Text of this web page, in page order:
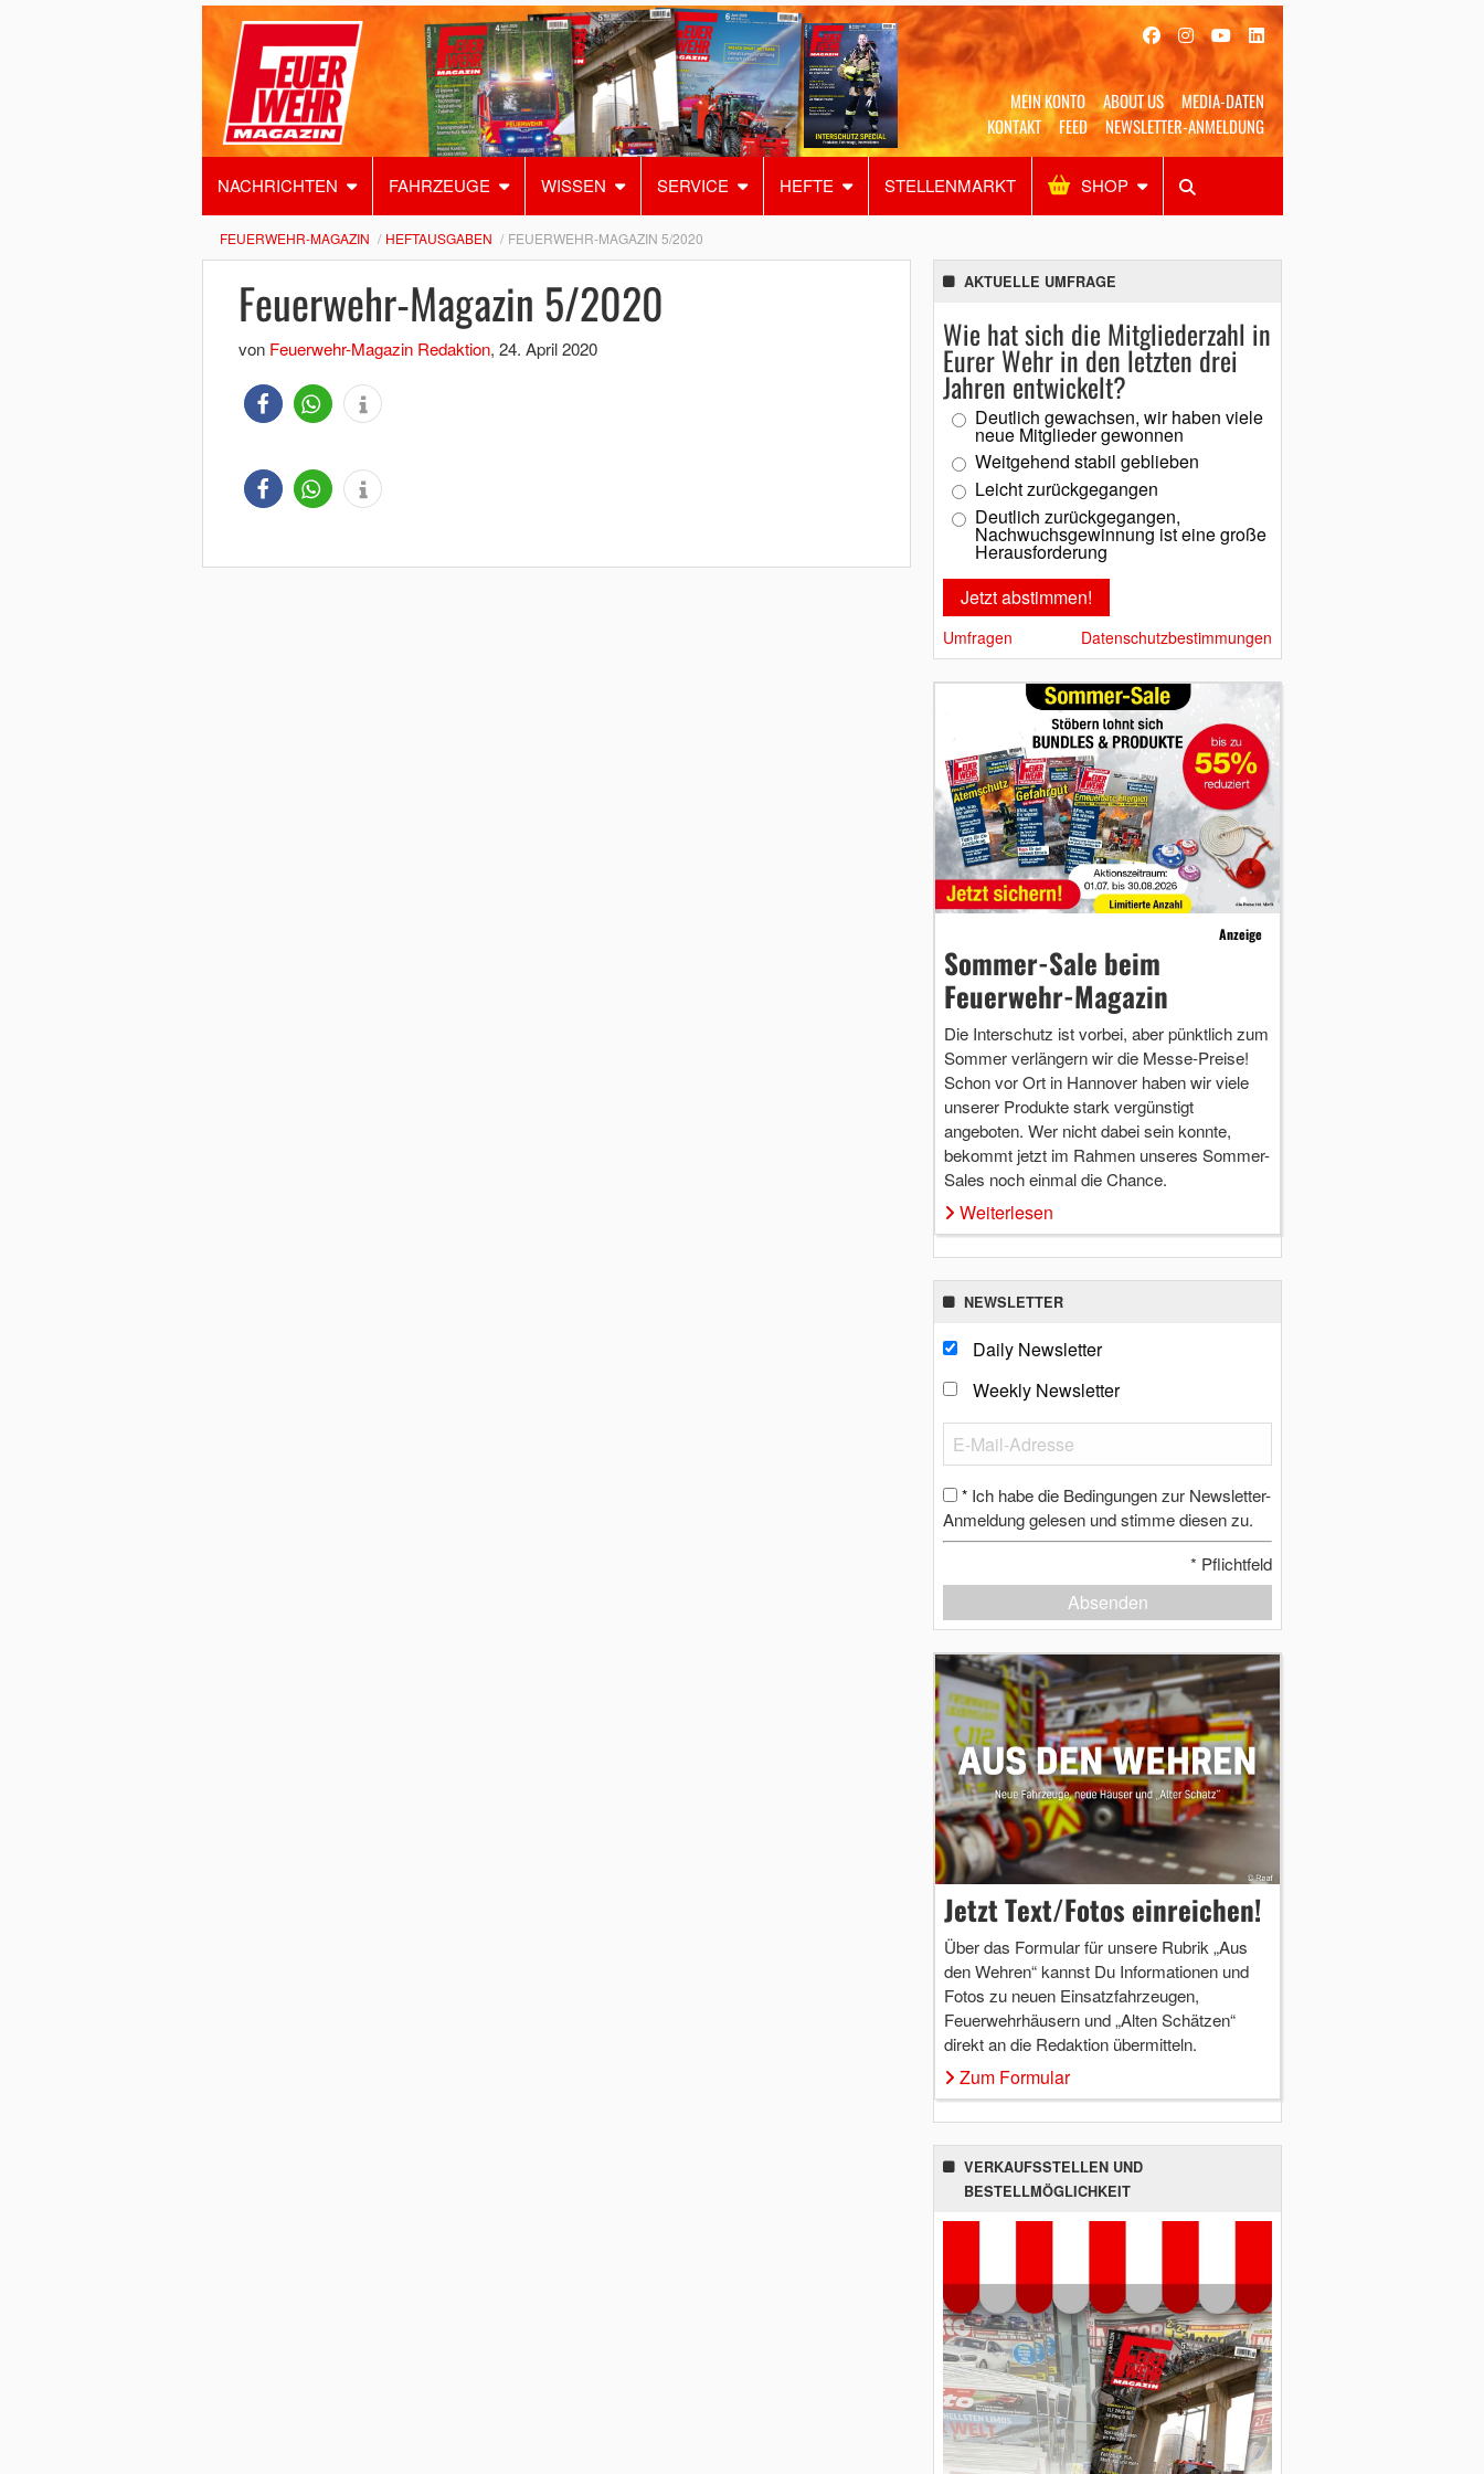
MEIN KONTO ABOUT US
MEDIA-DATEN
KONTAKT
FEED NEWSLETTER-ANMELDUNG
NACHRICHTEN FAHRZEUGE WISSEN SERVICE HEFTE STELLENMARKT SHOP
Alles Shop SUCHEN
FEUERWEHR-MAGAZIN HEFTAUSGABEN FEUERWEHR-MAGAZIN 5/2020
Feuerwehr-Magazin 5/2020
von Feuerwehr-Magazin Redaktion, 24. April 2020
AKTUELLE UMFRAGE
Wie hat sich die Mitgliederzahl in
Eurer Wehr in den letzten drei
Jahren entwickelt?
Deutlich gewachsen, wir haben viele
neue Mitglieder gewonnen
Weitgehend stabil geblieben
Leicht zurückgegangen
Deutlich zurückgegangen,
Nachwuchsgewinnung ist eine große
Herausforderung
Umfragen Datenschutzbestimmungen
Anzeige
Sommer-Sale beim
Feuerwehr-Magazin
Die Interschutz ist vorbei, aber pünktlich zum
Sommer verlängern wir die Messe-Preise!
Schon vor Ort in Hannover haben wir viele
unserer Produkte stark vergünstigt
angeboten. Wer nicht dabei sein konnte,
bekommt jetzt im Rahmen unseres Sommer-
Sales noch einmal die Chance.
Weiterlesen
NEWSLETTER
Daily Newsletter
Weekly Newsletter
* Ich habe die Bedingungen zur Newsletter-
Anmeldung gelesen und stimme diesen zu.
* Pflichtfeld
Absenden
Jetzt Text/Fotos einreichen!
Über das Formular für unsere Rubrik „Aus
den Wehren“ kannst Du Informationen und
Fotos zu neuen Einsatzfahrzeugen,
Feuerwehrhäusern und „Alten Schätzen“
direkt an die Redaktion übermitteln.
Zum Formular
VERKAUFSSTELLEN UND
BESTELLMÖGLICHKEIT